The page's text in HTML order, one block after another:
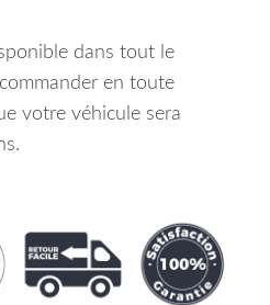
dans tout le
en toute
votre véhicule sera